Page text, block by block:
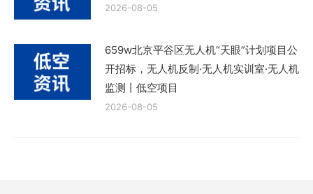
2026-08-05
659w北京平谷区无人机“天眼”计划项目公
开招标，无人机反制·无人机实训室·无人机
监测丨低空项目
2026-08-05